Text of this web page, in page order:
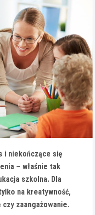
i niekończące się
– właśnie tak
szkolna. Dla
na kreatywność,
zaangażowanie.